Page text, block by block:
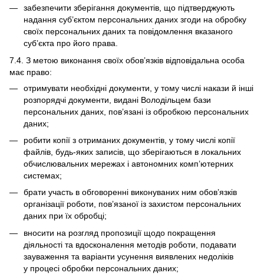
забезпечити зберігання документів, що підтверджують
надання суб’єктом персональних даних згоди на обробку
своїх персональних даних та повідомлення вказаного
суб’єкта про його права.
7.4. З метою виконання своїх обов’язків відповідальна особа
має право:
отримувати необхідні документи, у тому числі накази й інші
розпорядчі документи, видані Володільцем бази
персональних даних, пов’язані із обробкою персональних
даних;
робити копії з отриманих документів, у тому числі копії
файлів, будь-яких записів, що зберігаються в локальних
обчислювальних мережах і автономних комп’ютерних
системах;
брати участь в обговоренні виконуваних ним обов’язків
організації роботи, пов’язаної із захистом персональних
даних при їх обробці;
вносити на розгляд пропозиції щодо покращення
діяльності та вдосконалення методів роботи, подавати
зауваження та варіанти усунення виявлених недоліків
у процесі обробки персональних даних;